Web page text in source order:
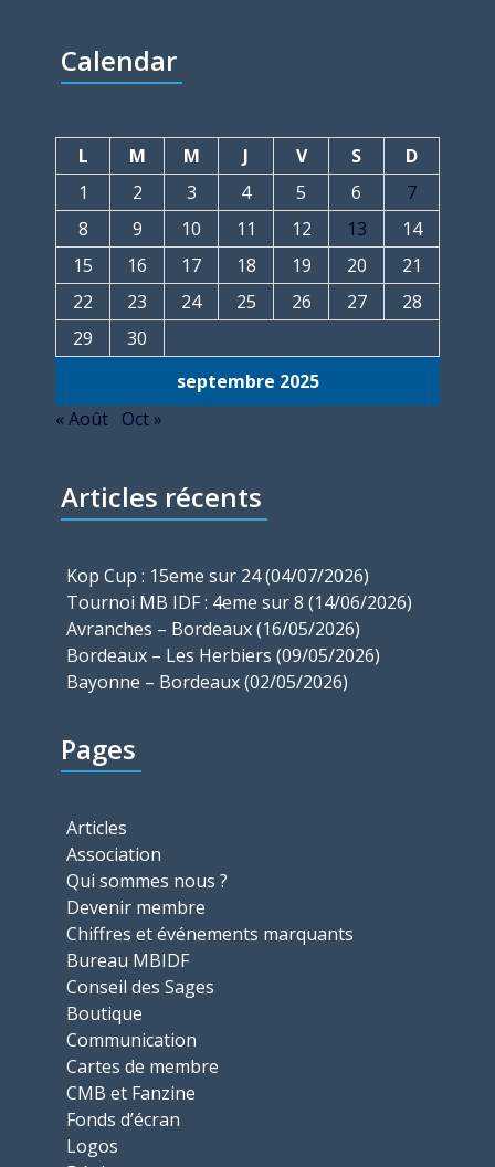
Calendar
septembre 2025
L M M J V S
D
1
2 3 4 5 6
7
8
9 10 11 12 13
14
15
16 17 18 19 20
21
22
23 24 25 26 27
28
29
30
« Août Oct »
Articles récents
Kop Cup : 15eme sur 24 (04/07/2026)
Tournoi MB IDF : 4eme sur 8 (14/06/2026)
Avranches – Bordeaux (16/05/2026)
Bordeaux – Les Herbiers (09/05/2026)
Bayonne – Bordeaux (02/05/2026)
Pages
Articles
Association
Qui sommes nous ?
Devenir membre
Chiffres et événements marquants
Bureau MBIDF
Conseil des Sages
Boutique
Communication
Cartes de membre
CMB et Fanzine
Fonds d’écran
Logos